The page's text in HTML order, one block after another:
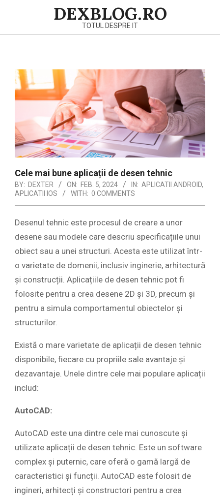
DEXBLOG.RO
TOTUL DESPRE IT
Navigation
Menu
Cele mai bune aplicații de desen tehnic
BY: DEXTER ON: FEB. 5, 2024 IN: APLICATII ANDROID,
APLICATII IOS
WITH: 0 COMMENTS
Desenul tehnic este procesul de creare a unor
desene sau modele care descriu specificațiile unui
obiect sau a unei structuri. Acesta este utilizat într-
o varietate de domenii, inclusiv inginerie, arhitectură
și construcții. Aplicațiile de desen tehnic pot fi
folosite pentru a crea desene 2D și 3D, precum și
pentru a simula comportamentul obiectelor și
structurilor.
Există o mare varietate de aplicații de desen tehnic
disponibile, fiecare cu propriile sale avantaje și
dezavantaje. Unele dintre cele mai populare aplicații
includ:
AutoCAD:
AutoCAD este una dintre cele mai cunoscute și
utilizate aplicații de desen tehnic. Este un software
complex și puternic, care oferă o gamă largă de
caracteristici și funcții. AutoCAD este folosit de
ingineri, arhitecți și constructori pentru a crea